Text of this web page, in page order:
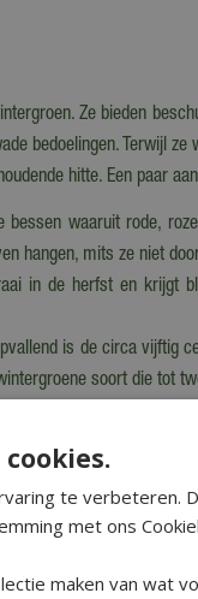
Ze bieden
bedoelingen. Terwijl
hitte. Een paar
waaruit rode,
hangen, mits ze niet
in de herfst en
is de circa vijftig
soort die tot
maar ook
knallend
en het liefst in
te verbeteren.
met ons
maken van wat